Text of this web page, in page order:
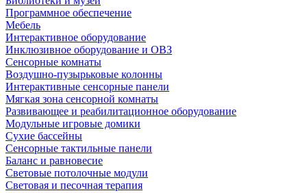
Программное обеспечение
Мебель
Интерактивное оборудование
Инклюзивное оборудование и ОВЗ
Cенсорные комнаты
Воздушно-пузырьковые колонны
Интерактивные сенсорные панели
Мягкая зона сенсорной комнаты
Развивающее и реабилитационное оборудование
Модульные игровые домики
Сухие бассейны
Сенсорные тактильные панели
Баланс и равновесие
Световые потолочные модули
Световая и песочная терапия